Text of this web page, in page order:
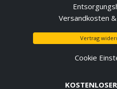
Versandkosten
Vertrag
Cookie